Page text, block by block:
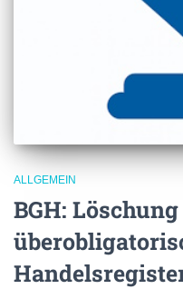
ALLGEMEIN
BGH: Löschung